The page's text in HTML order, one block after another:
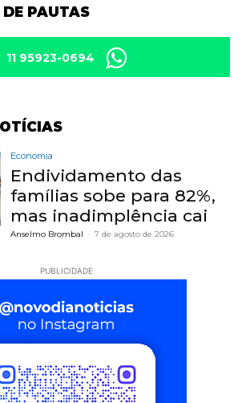
PAUTAS
11 95923-0694
Economia
Endividamento das
famílias sobe para 82%,
mas inadimplência cai
Anselmo Brombal - 7 de agosto de 2026
PUBLICIDADE